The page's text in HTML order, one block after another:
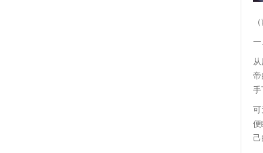
一
帝
手
可
便